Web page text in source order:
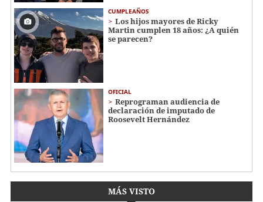
CUMPLEAÑOS
Los hijos mayores de Ricky
Martin cumplen 18 años: ¿A quién
se parecen?
OFICIAL
Reprograman audiencia de
declaración de imputado de
Roosevelt Hernández
MÁS VISTO